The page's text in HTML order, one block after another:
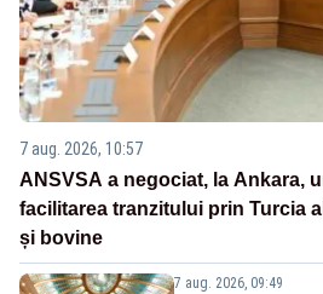
7 aug. 2026, 10:57
ANSVSA a negociat, la Ankara,
facilitarea tranzitului prin Turcia
și bovine
7 aug. 2026, 09:49